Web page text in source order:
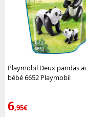
Playmobil Deux pandas
bébé 6652 Playmobil
6,95€